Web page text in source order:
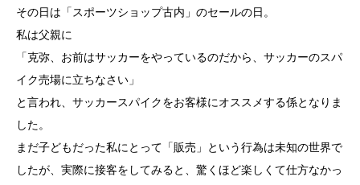
その日は「スポーツショップ古内」のセールの日。
私は父親に
「克弥、お前はサッカーをやっているのだから、サッカーのスパ
イク売場に立ちなさい」
と言われ、サッカースパイクをお客様にオススメする係となりま
した。
まだ子どもだった私にとって「販売」という行為は未知の世界で
したが、実際に接客をしてみると、驚くほど楽しくて仕方なかっ